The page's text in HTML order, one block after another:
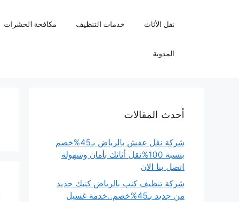
نقل الأثاث خدمات التنظيف مكافحة الحشرات
المدونة
أحدث المقالات
شركة نقل عفش بالرياض بـ45%خصم
بنسبة 100%نقل أثاثك بأمان وسهولة
اتصل بنا الان
شركة تنظيف كنب بالرياض كنبك جديد
من جديد بـ45%خصم..خدمة غسيل